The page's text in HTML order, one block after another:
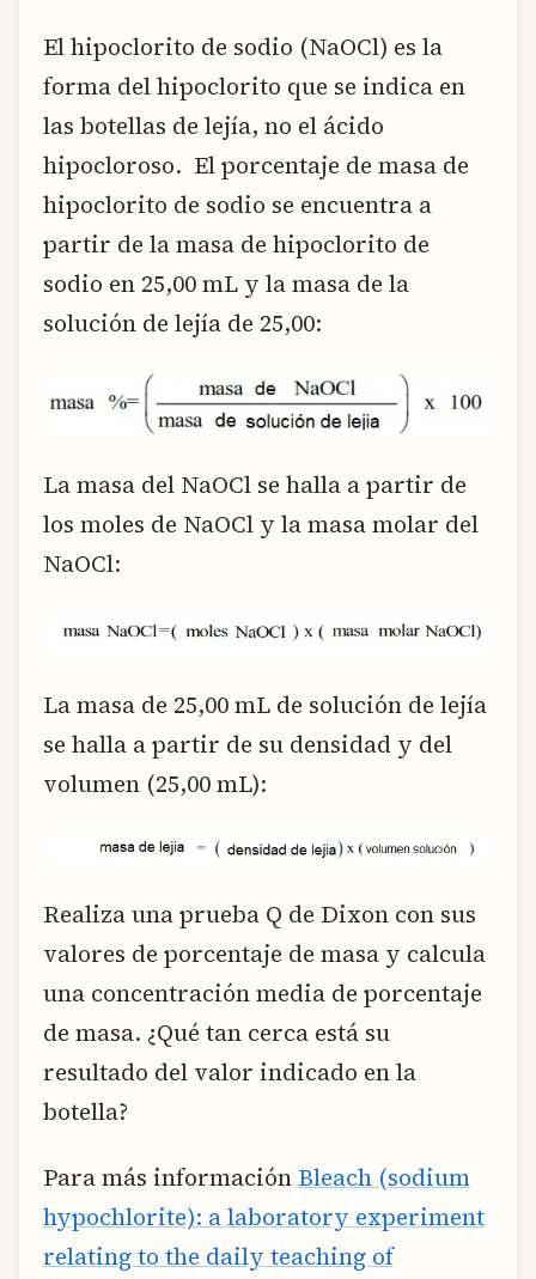
El hipoclorito de sodio (NaOCl) es la
forma del hipoclorito que se indica en
las botellas de lejía, no el ácido
hipocloroso. El porcentaje de masa de
hipoclorito de sodio se encuentra a
partir de la masa de hipoclorito de
sodio en 25,00 mL y la masa de la
solución de lejía de 25,00:
La masa del NaOCl se halla a partir de
los moles de NaOCl y la masa molar del
NaOCl:
La masa de 25,00 mL de solución de lejía
se halla a partir de su densidad y del
volumen (25,00 mL):
Realiza una prueba Q de Dixon con sus
valores de porcentaje de masa y calcula
una concentración media de porcentaje
de masa. ¿Qué tan cerca está su
resultado del valor indicado en la
botella?
Para más información Bleach (sodium
hypochlorite): a laboratory experiment
relating to the daily teaching of